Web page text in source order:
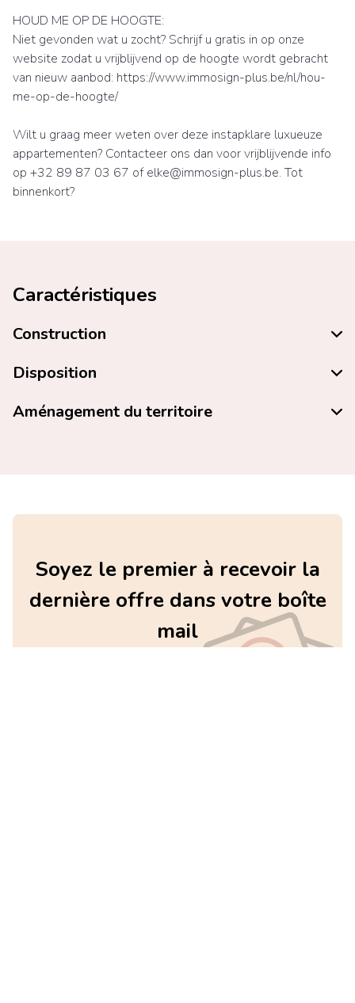
HOUD ME OP DE HOOGTE:
Niet gevonden wat u zocht? Schrijf u gratis in op onze
website zodat u vrijblijvend op de hoogte wordt gebracht
van nieuw aanbod: https://www.immosign-plus.be/nl/hou-
me-op-de-hoogte/
Wilt u graag meer weten over deze instapklare luxueuze
appartementen? Contacteer ons dan voor vrijblijvende info
op +32 89 87 03 67 of elke@immosign-plus.be. Tot
binnenkort?
Caractéristiques
Construction
Disposition
Aménagement du territoire
Soyez le premier à recevoir la
dernière offre dans votre boîte
mail